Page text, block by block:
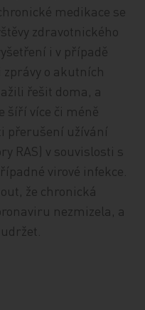
medikace se
zdravotnického
i v případě
o akutních
řešit doma, a
šíří více či méně
přerušení užívání
RAS) v souvislosti s
virové infekce.
že chronická
nezmizela, a